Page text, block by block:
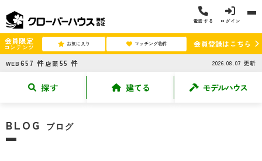
電話する ログイン
会員限定
コンテンツ お気に入り マッチング物件 会員登録はこちら
WEB 657 件 店頭 55 件 2026.08.07 更新
探す 建てる モデルハウス
BLOG ブログ